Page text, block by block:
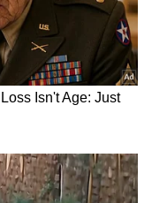
ಹೀಗೆ ಸ್ನೇಹಿತರಾಗಿ
ಆಗ
ದೈಹಿಕ ಸಂಪರ್ಕ
ಹೇಗೆ ಎಂದು
ಮಾತು ಬೆಳೆದು
ಅರ್ಚನಾಳನ್ನು
ನೂಕಿದ
News),
ಮಾಹಿತಿ ಒಂದೇ
ನ್ಯೂಸ್ ಅಧಿಕೃತ
ಅಪ್‌ಡೇಟ್